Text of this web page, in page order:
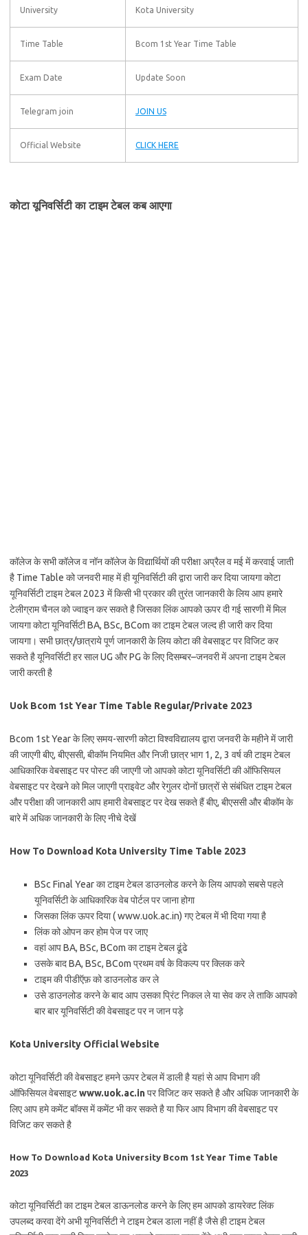
University Kota University
Time Table Bcom 1st Year Time Table
Exam Date Update Soon
Telegram join JOIN US
Official Website CLICK HERE
कोटा यूनिवर्सिटी का टाइम टेबल कब आएगा
कॉलेज के सभी कॉलेज व नॉन कॉलेज के विद्यार्थियों की परीक्षा अप्रैल व मई में करवाई जाती
है Time Table को जनवरी माह में ही यूनिवर्सिटी की द्वारा जारी कर दिया जायगा कोटा
यूनिवर्सिटी टाइम टेबल 2023 में किसी भी प्रकार की तुरंत जानकारी के लिय आप हमारे
टेलीग्राम चैनल को ज्वाइन कर सकते है जिसका लिंक आपको ऊपर दी गई सारणी में मिल
जायगा कोटा यूनिवर्सिटी BA, BSc, BCom का टाइम टेबल जल्द ही जारी कर दिया
जायगा। सभी छात्र/छात्राये पूर्ण जानकारी के लिय कोटा की वेबसाइट पर विजिट कर
सकते है यूनिवर्सिटी हर साल UG और PG के लिए दिसम्बर–जनवरी में अपना टाइम टेबल
जारी करती है
Uok Bcom 1st Year Time Table Regular/Private 2023
Bcom 1st Year के लिए समय-सारणी कोटा विश्वविद्यालय द्वारा जनवरी के महीने में जारी
की जाएगी बीए, बीएससी, बीकॉम नियमित और निजी छात्र भाग 1, 2, 3 वर्ष की टाइम टेबल
आधिकारिक वेबसाइट पर पोस्ट की जाएगी जो आपको कोटा यूनिवर्सिटी की ऑफिसियल
वेबसाइट पर देखने को मिल जाएगी प्राइवेट और रेगुलर दोनों छात्रों से संबंधित टाइम टेबल
और परीक्षा की जानकारी आप हमारी वेबसाइट पर देख सकते हैं बीए, बीएससी और बीकॉम के
बारे में अधिक जानकारी के लिए नीचे देखें
How To Download Kota University Time Table 2023
BSc Final Year का टाइम टेबल डाउनलोड करने के लिय आपको सबसे पहले
यूनिवर्सिटी के आधिकारिक वेब पोर्टल पर जाना होगा
जिसका लिंक ऊपर दिया ( www.uok.ac.in) गए टेबल में भी दिया गया है
लिंक को ओपन कर होम पेज पर जाए
वहां आप BA, BSc, BCom का टाइम टेबल ढूंढे
उसके बाद BA, BSc, BCom प्रथम वर्ष के विकल्प पर क्लिक करे
टाइम की पीडीऍफ़ को डाउनलोड कर ले
उसे डाउनलोड करने के बाद आप उसका प्रिंट निकल ले या सेव कर ले ताकि आपको
बार बार यूनिवर्सिटी की वेबसाइट पर न जान पड़े
Kota University Official Website
कोटा यूनिवर्सिटी की वेबसाइट हमने ऊपर टेबल में डाली है यहां से आप विभाग की
ऑफिसियल वेबसाइटwww.uok.ac.inपर विजिट कर सकते है और अधिक जानकारी के
लिए आप हमे कमेंट बॉक्स में कमेंट भी कर सकते है या फिर आप विभाग की वेबसाइट पर
विजिट कर सकते है
How To Download Kota University Bcom 1st Year Time Table
2023
कोटा यूनिवर्सिटी का टाइम टेबल डाऊनलोड करने के लिए हम आपको डायरेक्ट लिंक
उपलब्द करवा देंगे अभी यूनिवर्सिटी ने टाइम टेबल डाला नहीं है जैसे ही टाइम टेबल